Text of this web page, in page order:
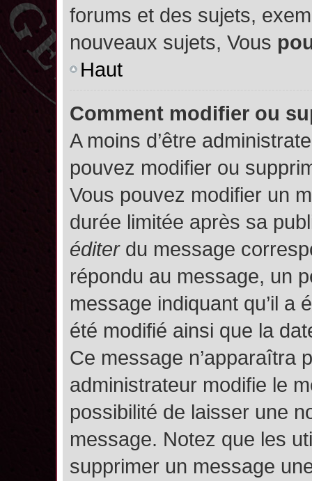
forums et des sujets,
nouveaux sujets, Vous
Haut
Comment modifier ou
A moins d’être
pouvez modifier ou
Vous pouvez modifier un
durée limitée après sa
éditerdu message
répondu au message, un
message indiquant qu’il a
été modifié ainsi que la
Ce message n’apparaîtra
administrateur modifie le
possibilité de laisser une
message. Notez que les
supprimer un message